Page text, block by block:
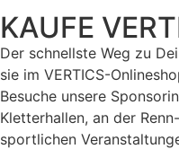
KAUFE
Der schnellste Weg zu
sie im VERTICS-
Besuche unsere
Kletterhallen, an der
sportlichen